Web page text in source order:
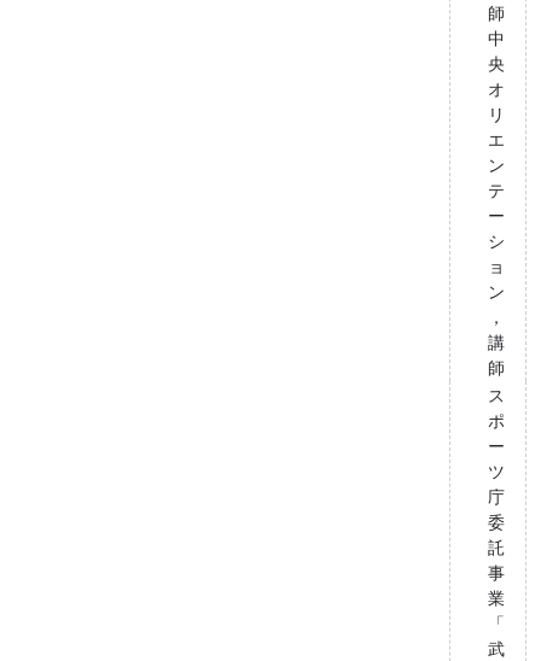
師
中
央
オ
リ
エ
ン
テ
ー
シ
ョ
ン
，
講
師
ス
ポ
ー
ツ
庁
委
託
事
業
「
武